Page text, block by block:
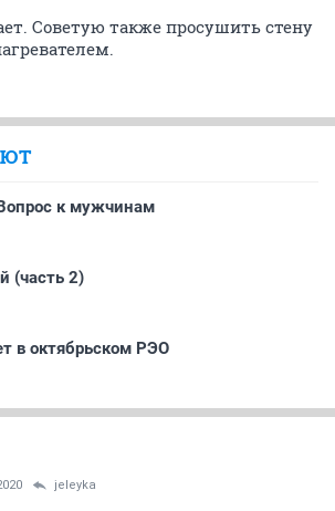
Советую также просушить стену
к мужчинам
(часть 2)
в октябрьском РЭО
jeleyka